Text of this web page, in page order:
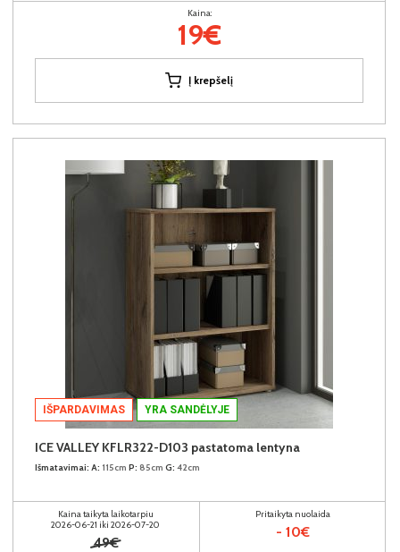
Kaina:
19€
Į krepšelį
IŠPARDAVIMAS YRA SANDĖLYJE
ICE VALLEY KFLR322-D103 pastatoma lentyna
Išmatavimai: A: 115cm P: 85cm G: 42cm
Kaina taikyta laikotarpiu
2026-06-21 iki 2026-07-20
49€
Pritaikyta nuolaida
- 10€